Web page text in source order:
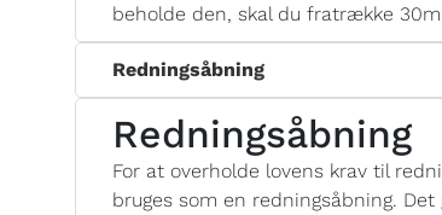
beholde den, skal du fratrække
Redningsåbning
Redningsåbning
For at overholde lovens krav til
bruges som en redningsåbning.